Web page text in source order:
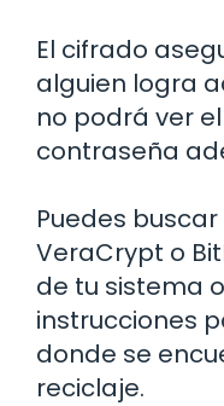
El cifrado
alguien logra
no podrá ver
contraseña
Puedes
VeraCrypt o
de tu sistema
instrucciones
donde se
reciclaje.